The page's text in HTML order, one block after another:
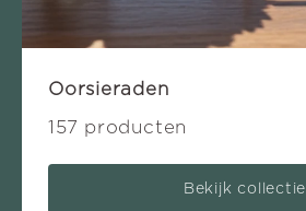
Oorsieraden
157 producten
Bekijk collectie